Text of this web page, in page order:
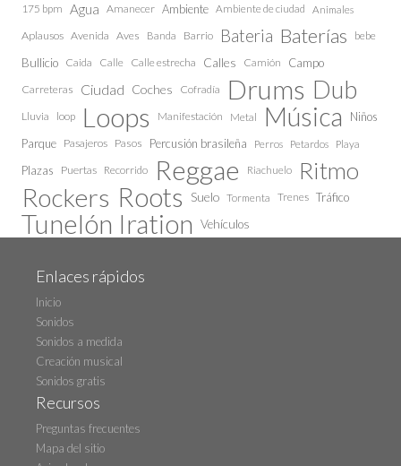
175 bpm Agua Amanecer Ambiente Ambiente de ciudad Animales
Aplausos Avenida Aves Banda Barrio Bateria Baterías bebe
Bullicio Caida Calle Calle estrecha Calles Camión Campo
Carreteras Ciudad Coches Cofradía Drums Dub
Lluvia loop Loops Manifestación Metal Música
Niños
Parque Pasajeros Pasos Percusión brasileña Perros Petardos Playa
Plazas Puertas Recorrido Reggae Riachuelo Ritmo
Rockers Roots Suelo Tormenta Trenes Tráfico
Tunelón Iration Vehículos
Enlaces rápidos
Inicio
Sonidos
Sonidos a medida
Creación musical
Sonidos gratis
Recursos
Preguntas frecuentes
Mapa del sitio